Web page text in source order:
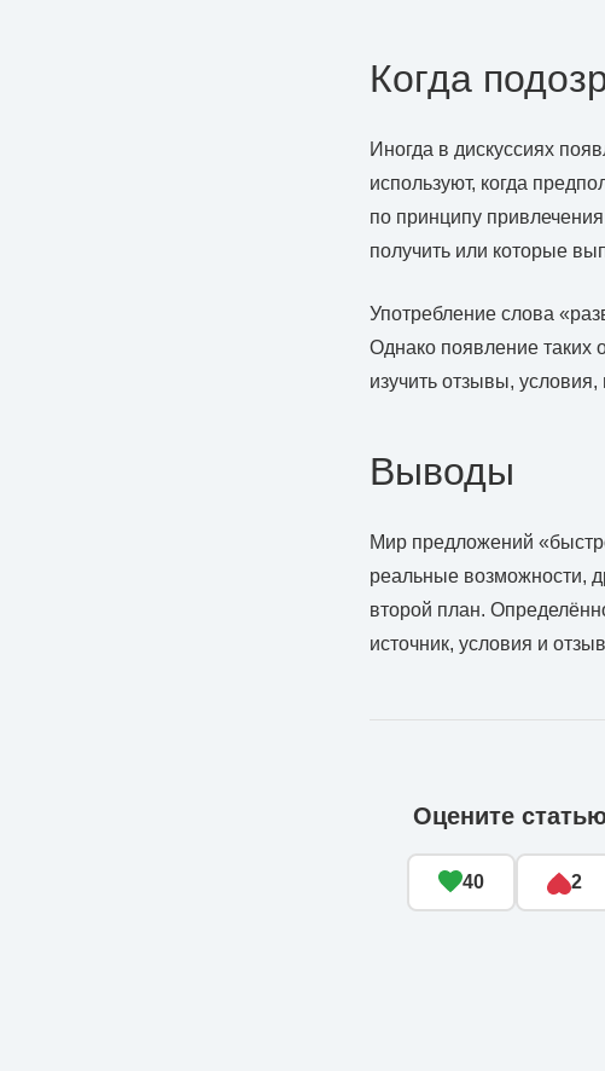
Когда
Иногда в дискуссиях
используют, когда
по принципу
получить или которые
Употребление слова
Однако появление таких
изучить отзывы,
Выводы
Мир предложений
реальные возможности,
второй план.
источник, условия и
Оцените
40 2